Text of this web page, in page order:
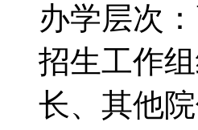
办学层次
招生工作
长、其他